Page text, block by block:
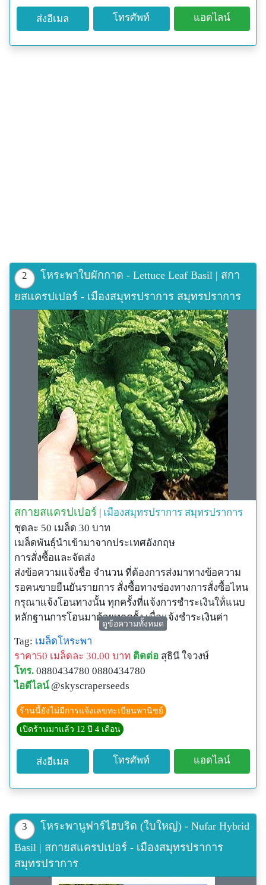
E-Mail:g.sky_kik@hotmail.com
Facebook fanpage:
ส่งอีเมล โทรศัพท์ แอดไลน์
2
โหระพาใบผักกาด - Lettuce Leaf Basil | สกา
ยสแครปเปอร์ - เมืองสมุทรปราการ สมุทรปราการ
สกายสแครปเปอร์ | เมืองสมุทรปราการ สมุทรปราการ
ชุดละ 50 เมล็ด 30 บาท
เมล็ดพันธุ์นำเข้ามาจากประเทศอังกฤษ
การสั่งซื้อและจัดส่ง
ส่งข้อความแจ้งชื่อ จำนวน ที่ต้องการส่งมาทางข้อความ
รอคนขายยืนยันรายการ สั่งซื้อทางช่องทางการสั่งซื้อไหน
กรุณาแจ้งโอนทางนั้น ทุกครั้งที่แจ้งการชำระเงินให้่แนบ
หลักฐานการโอนมาด้วยทุกครั้ง เมื่อแจ้งชำระเงินค่า
สินค้าแล้ว จะจัดส่งให้ในวันถัดไป ไม่จัดส่งวันเสาร์-
อาทิตย์
เมล็ดพันธุ์ทั้งหมดในร้านเป็นสินค้านำเข้าจากต่างประเทศ
ทุกชนิด ซื้อมาขายไปไม่มีเก็บเมล็ดจากการปลูกเองมา
จำหน่าย เพื่อป้องกันการกลายพันธุ์หรือเป็นหมันในพืชบาง
ชนิด หากปลูกไปแล้วได้ผลผลิตไม่ตรงกับสินค้าที่สั่งซื้อ
สามารถติดต่อขอรับเมล็ดฟรีชดเชยได้ค่ะ
ช่องทางอื่นๆ ที่สามารถติดต่อได้
E-Mail:g.sky_kik@hotmail.com
Facebook fanpage:
Line ID: skykik1234
โทรศัพท์มือถือ: 0880434780 (ช่วงพักทานข้าวเที่ยง และ
เลิกงาน 18.00)
Credit Picture: http://i.parkseed.com/images/l/00290-
pk-p1.jpg
ดูข้อความทั้งหมด
Tag: เมล็ดโหระพา
ราคา50 เมล็ดละ 30.00 บาท ติดต่อ สุธินี ใจวงษ์
โทร. 0880434780 0880434780
ไอดีไลน์ @skyscraperseeds
ร้านนี้ยังไม่มีการแจ้งเลขทะเบียนพานิชย์
เปิดร้านมาแล้ว 12 ปี 4 เดือน
ส่งอีเมล โทรศัพท์ แอดไลน์
3
โหระพานูฟาร์ไฮบริด (ใบใหญ่) - Nufar Hybrid
Basil | สกายสแครปเปอร์ - เมืองสมุทรปราการ
สมุทรปราการ